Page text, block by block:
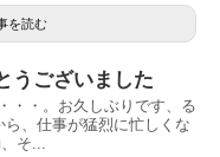
を読む
うございました
・・。お久しぶりです、る
、仕事が猛烈に忙しくな
そ...